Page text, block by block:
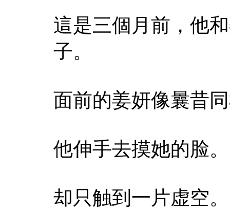
這是三個月前，他
子。
面前的姜妍像曩昔
他伸手去摸她的脸。
却只触到一片虚空。